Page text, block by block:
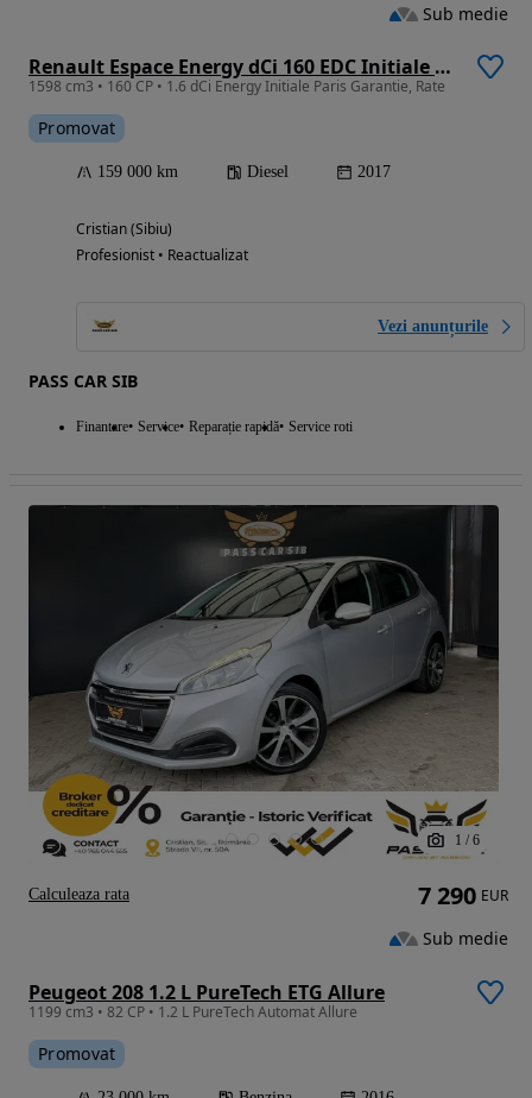
Renault Espace Energy dCi 160 EDC Initiale Paris
1598 cm3 • 160 CP • 1.6 dCi Energy Initiale Paris Garantie, Rate
Promovat
159 000 km Diesel 2017
Cristian (Sibiu)
Profesionist • Reactualizat
Vezi anunțurile
PASS CAR SIB
Finantare Service Reparație rapidă Service roti
Sub medie
1 / 6
Peugeot 208 1.2 L PureTech ETG Allure
1199 cm3 • 82 CP • 1.2 L PureTech Automat Allure
Promovat
7 290 EUR
Sub medie
Calculeaza rata